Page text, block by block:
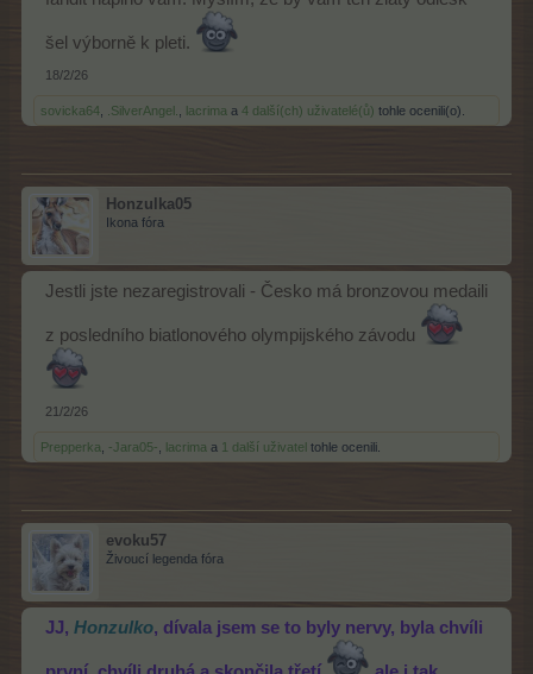
šel výborně k pleti.
18/2/26
sovicka64 .SilverAngel. lacrima a 4 další(ch) uživatelé(ů) tohle ocenili(o).
Honzulka05
Ikona fóra
Jestli jste nezaregistrovali - Česko má bronzovou medaili
z posledního biatlonového olympijského závodu
21/2/26
Prepperka -Jara05- lacrima a 1 další uživatel tohle ocenili.
evoku57
Živoucí legenda fóra
JJ, Honzulko, dívala jsem se to byly nervy, byla chvíli